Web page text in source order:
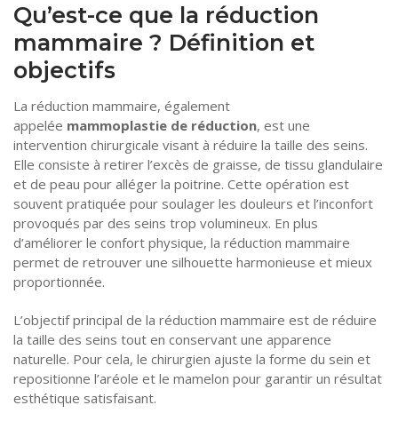
Qu’est-ce que la réduction
mammaire ? Définition et
objectifs
La réduction mammaire, également
appelée mammoplastie de réduction, est une
intervention chirurgicale visant à réduire la taille des seins.
Elle consiste à retirer l’excès de graisse, de tissu glandulaire
et de peau pour alléger la poitrine. Cette opération est
souvent pratiquée pour soulager les douleurs et l’inconfort
provoqués par des seins trop volumineux. En plus
d’améliorer le confort physique, la réduction mammaire
permet de retrouver une silhouette harmonieuse et mieux
proportionnée.
L’objectif principal de la réduction mammaire est de réduire
la taille des seins tout en conservant une apparence
naturelle. Pour cela, le chirurgien ajuste la forme du sein et
repositionne l’aréole et le mamelon pour garantir un résultat
esthétique satisfaisant.